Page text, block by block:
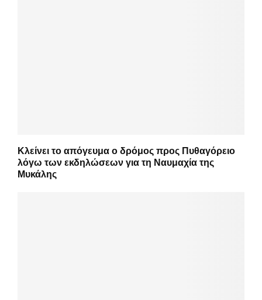
Κλείνει το απόγευμα ο δρόμος προς Πυθαγόρειο
λόγω των εκδηλώσεων για τη Ναυμαχία της
Μυκάλης